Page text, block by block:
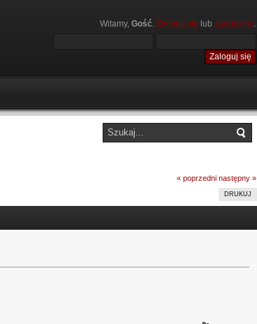
Witamy, Gość. Zaloguj się lub zarejestruj.
« poprzedni następny »
DRUKUJ